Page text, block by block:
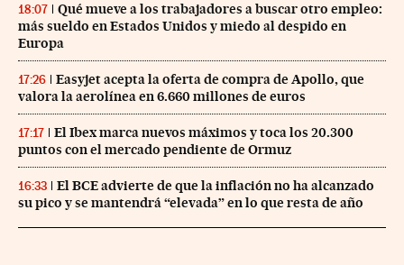
18:07
Qué mueve a los trabajadores a buscar otro empleo:
más sueldo en Estados Unidos y miedo al despido en
Europa
17:26
Easyjet acepta la oferta de compra de Apollo, que
valora la aerolínea en 6.660 millones de euros
17:17
El Ibex marca nuevos máximos y toca los 20.300
puntos con el mercado pendiente de Ormuz
16:33
El BCE advierte de que la inflación no ha alcanzado
su pico y se mantendrá “elevada” en lo que resta de año